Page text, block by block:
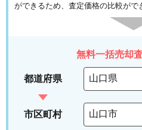
ができるため、査定価格の比較がで
無料一括売却
都道府県
市区町村